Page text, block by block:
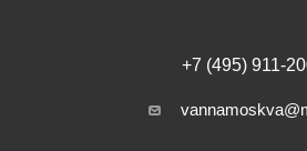
+7 (495) 911-